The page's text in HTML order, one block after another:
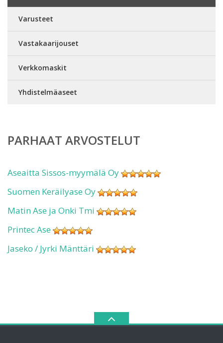
Varusteet
Vastakaarijouset
Verkkomaskit
Yhdistelmäaseet
PARHAAT ARVOSTELUT
Aseaitta Sissos-myymälä Oy
Suomen Keräilyase Oy
Matin Ase ja Onki Tmi
Printec Ase
Jaseko / Jyrki Mänttäri